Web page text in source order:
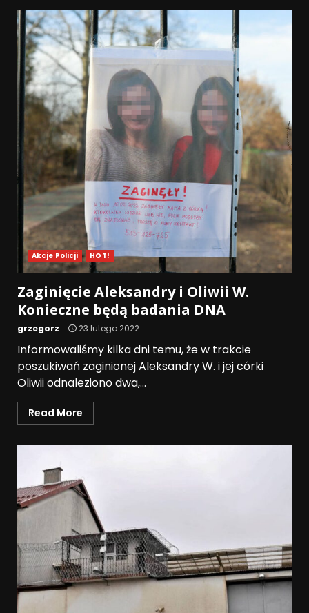
Akcje Policji HOT!
Zaginięcie Aleksandry i Oliwii W.
Konieczne będą badania DNA
grzegorz 23 lutego 2022
Informowaliśmy kilka dni temu, że w trakcie
poszukiwań zaginionej Aleksandry W. i jej córki
Oliwii odnaleziono dwa,...
Read More